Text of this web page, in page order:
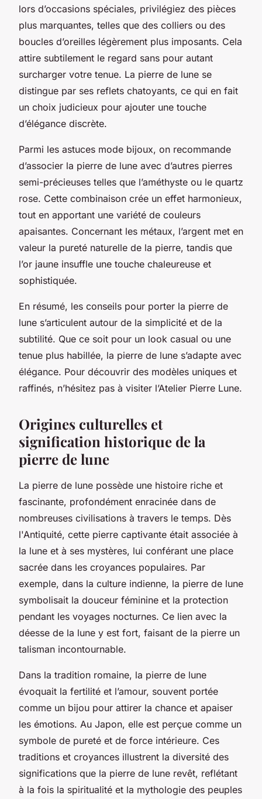
lors d’occasions spéciales, privilégiez des pièces
plus marquantes, telles que des colliers ou des
boucles d’oreilles légèrement plus imposants. Cela
attire subtilement le regard sans pour autant
surcharger votre tenue. La pierre de lune se
distingue par ses reflets chatoyants, ce qui en fait
un choix judicieux pour ajouter une touche
d’élégance discrète.
Parmi les astuces mode bijoux, on recommande
d’associer la pierre de lune avec d’autres pierres
semi-précieuses telles que l’améthyste ou le quartz
rose. Cette combinaison crée un effet harmonieux,
tout en apportant une variété de couleurs
apaisantes. Concernant les métaux, l’argent met en
valeur la pureté naturelle de la pierre, tandis que
l’or jaune insuffle une touche chaleureuse et
sophistiquée.
En résumé, les conseils pour porter la pierre de
lune s’articulent autour de la simplicité et de la
subtilité. Que ce soit pour un look casual ou une
tenue plus habillée, la pierre de lune s’adapte avec
élégance. Pour découvrir des modèles uniques et
raffinés, n’hésitez pas à visiter l’Atelier Pierre Lune.
Origines culturelles et
signification historique de la
pierre de lune
La pierre de lune possède une histoire riche et
fascinante, profondément enracinée dans de
nombreuses civilisations à travers le temps. Dès
l'Antiquité, cette pierre captivante était associée à
la lune et à ses mystères, lui conférant une place
sacrée dans les croyances populaires. Par
exemple, dans la culture indienne, la pierre de lune
symbolisait la douceur féminine et la protection
pendant les voyages nocturnes. Ce lien avec la
déesse de la lune y est fort, faisant de la pierre un
talisman incontournable.
Dans la tradition romaine, la pierre de lune
évoquait la fertilité et l’amour, souvent portée
comme un bijou pour attirer la chance et apaiser
les émotions. Au Japon, elle est perçue comme un
symbole de pureté et de force intérieure. Ces
traditions et croyances illustrent la diversité des
significations que la pierre de lune revêt, reflétant
à la fois la spiritualité et la mythologie des peuples